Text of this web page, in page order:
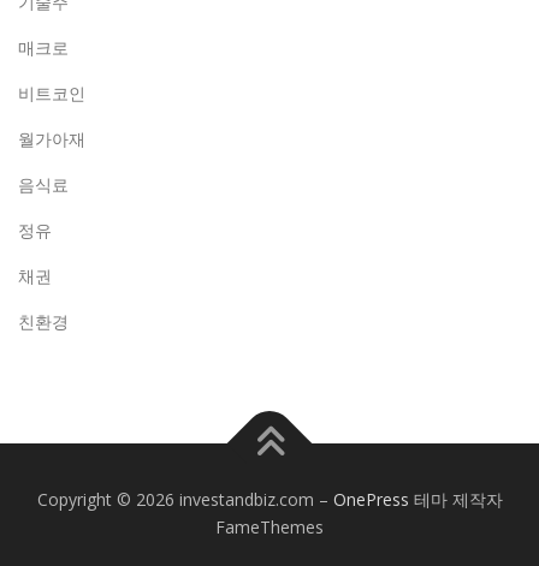
매크로
비트코인
월가아재
음식료
정유
채권
친환경
Copyright © 2026 investandbiz.com – OnePress 테마 제작자
FameThemes